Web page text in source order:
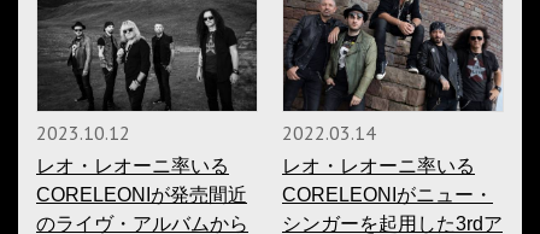
2023.10.12
レオ・レオーニ率いる
CORELEONIが発売間近
のライヴ・アルバムから
2022.03.14
レオ・レオーニ率いる
CORELEONIがニュー・
シンガーを起用した3rdア